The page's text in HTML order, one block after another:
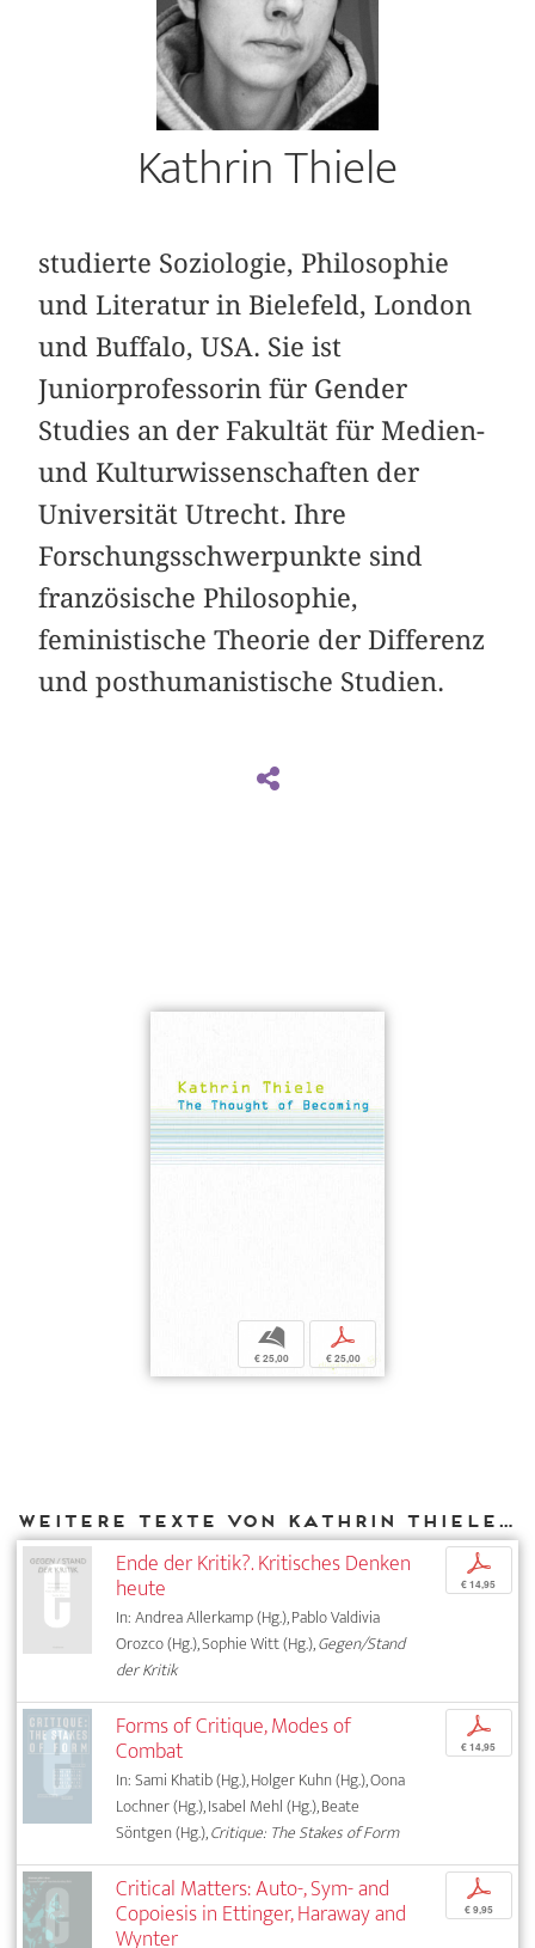
Kathrin Thiele
studierte Soziologie, Philosophie
und Literatur in Bielefeld, London
und Buffalo, USA. Sie ist
Juniorprofessorin für Gender
Studies an der Fakultät für Medien-
und Kulturwissenschaften der
Universität Utrecht. Ihre
Forschungsschwerpunkte sind
französische Philosophie,
feministische Theorie der Differenz
und posthumanistische Studien.
b
€ 25,00
p
€ 25,00
Weitere Texte von Kathrin Thiele bei DIAPHANES
Ende der Kritik?. Kritisches Denken
heute
In: Andrea Allerkamp (Hg.), Pablo Valdivia
Orozco (Hg.), Sophie Witt (Hg.),Gegen/Stand
der Kritik
p
€ 14,95
Forms of Critique, Modes of
Combat
In: Sami Khatib (Hg.), Holger Kuhn (Hg.), Oona
Lochner (Hg.), Isabel Mehl (Hg.), Beate
Söntgen (Hg.),Critique: The Stakes of Form
p
€ 14,95
Critical Matters: Auto-, Sym- and
Copoiesis in Ettinger, Haraway and
Wynter
p
€ 9,95